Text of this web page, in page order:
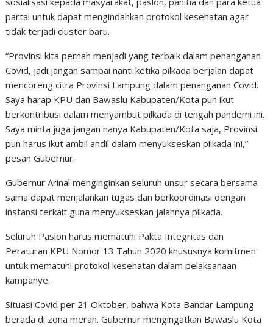
partai untuk dapat mengindahkan protokol kesehatan agar
tidak terjadi cluster baru.
“Provinsi kita pernah menjadi yang terbaik dalam penanganan
Covid, jadi jangan sampai nanti ketika pilkada berjalan dapat
mencoreng citra Provinsi Lampung dalam penanganan Covid.
Saya harap KPU dan Bawaslu Kabupaten/Kota pun ikut
berkontribusi dalam menyambut pilkada di tengah pandemi ini.
Saya minta juga jangan hanya Kabupaten/Kota saja, Provinsi
pun harus ikut ambil andil dalam menyukseskan pilkada ini,”
pesan Gubernur.
Gubernur Arinal menginginkan seluruh unsur secara bersama-
sama dapat menjalankan tugas dan berkoordinasi dengan
instansi terkait guna menyukseskan jalannya pilkada.
Seluruh Paslon harus mematuhi Pakta Integritas dan
Peraturan KPU Nomor 13 Tahun 2020 khususnya komitmen
untuk mematuhi protokol kesehatan dalam pelaksanaan
kampanye.
Situasi Covid per 21 Oktober, bahwa Kota Bandar Lampung
berada di zona merah. Gubernur mengingatkan Bawaslu Kota